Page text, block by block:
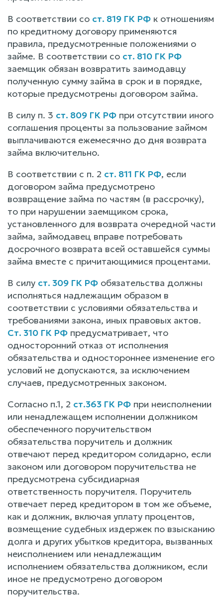
В соответствии со ст. 819 ГК РФ к отношениям
по кредитному договору применяются
правила, предусмотренные положениями о
займе. В соответствии со ст. 810 ГК РФ
заемщик обязан возвратить заимодавцу
полученную сумму займа в срок и в порядке,
которые предусмотрены договором займа.
В силу п. 3 ст. 809 ГК РФ при отсутствии иного
соглашения проценты за пользование займом
выплачиваются ежемесячно до дня возврата
займа включительно.
В соответствии с п. 2 ст. 811 ГК РФ, если
договором займа предусмотрено
возвращение займа по частям (в рассрочку),
то при нарушении заемщиком срока,
установленного для возврата очередной части
займа, займодавец вправе потребовать
досрочного возврата всей оставшейся суммы
займа вместе с причитающимися процентами.
В силу ст. 309 ГК РФ обязательства должны
исполняться надлежащим образом в
соответствии с условиями обязательства и
требованиями закона, иных правовых актов.
Ст. 310 ГК РФ предусматривает, что
односторонний отказ от исполнения
обязательства и одностороннее изменение его
условий не допускаются, за исключением
случаев, предусмотренных законом.
Согласно п.1, 2 ст.363 ГК РФ при неисполнении
или ненадлежащем исполнении должником
обеспеченного поручительством
обязательства поручитель и должник
отвечают перед кредитором солидарно, если
законом или договором поручительства не
предусмотрена субсидиарная
ответственность поручителя. Поручитель
отвечает перед кредитором в том же объеме,
как и должник, включая уплату процентов,
возмещение судебных издержек по взысканию
долга и других убытков кредитора, вызванных
неисполнением или ненадлежащим
исполнением обязательства должником, если
иное не предусмотрено договором
поручительства.